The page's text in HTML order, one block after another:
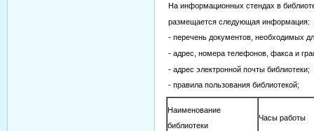
На информационных стендах в
размещается следующая информация:
- перечень документов, необходимых
- адрес, номера телефонов, факса и
- адрес электронной почты библиотеки;
- правила пользования библиотекой;
Наименование
библиотеки
Часы работы